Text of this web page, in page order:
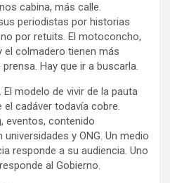
cabina, más calle.
periodistas por historias
por retuits. El motoconcho,
el colmadero tienen más
Hay que ir a buscarla.
El modelo de vivir de la pauta
cadáver todavía cobre.
eventos, contenido
y ONG. Un medio
responde a su audiencia. Uno
al Gobierno.